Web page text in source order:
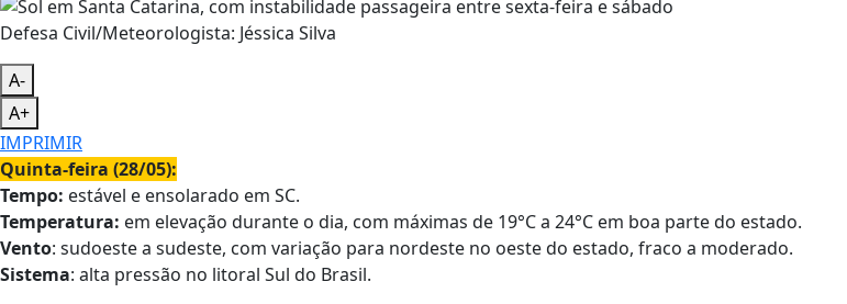
Defesa Civil/Meteorologista: Jéssica Silva
A-
A+
IMPRIMIR
Quinta-feira (28/05):
Tempo: estável e ensolarado em SC.
Temperatura: em elevação durante o dia, com máximas de 19°C a 24°C em boa parte do estado.
Vento: sudoeste a sudeste, com variação para nordeste no oeste do estado, fraco a moderado.
Sistema: alta pressão no litoral Sul do Brasil.